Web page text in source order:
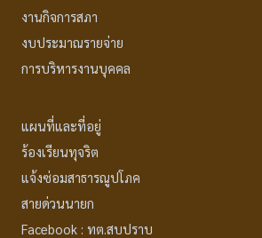
งานกิจการสภา
งบประมาณรายจ่าย
การบริหารงานบุคคล
แผนที่และที่อยู่
ร้องเรียนทุจริต
แจ้งซ่อมสาธารณูปโภค
สายด่วนนายก
Facebook : ทต.สบปราบ